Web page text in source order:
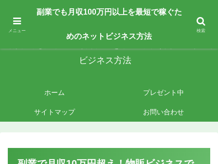
副業で月収100万円以上を最短最速で目指す人向けです。ネットビジネスで稼
ビジネス方法
ホーム プレゼント中
サイトマップ お問い合わせ
メニュー
副業でも月収100万円以上を最短で稼ぐた
めのネットビジネス方法
検索